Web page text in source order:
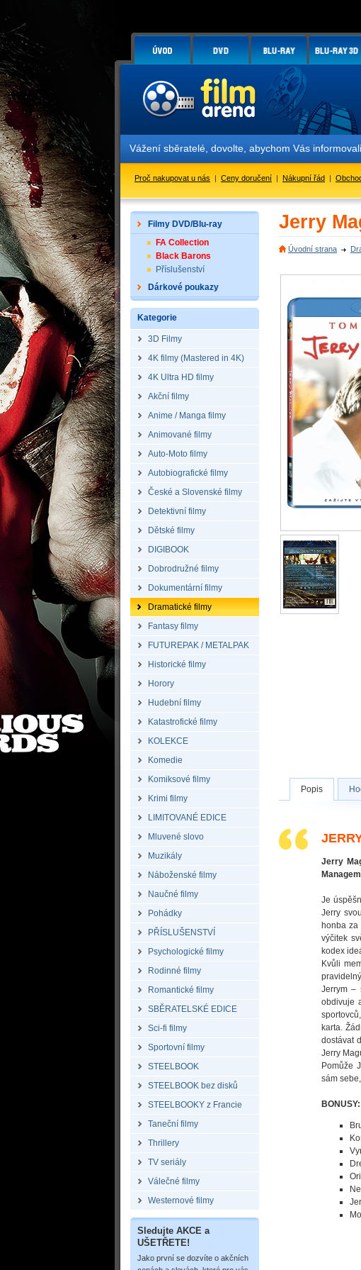
Vážení sběratelé, dovolte, abychom Vás
Proč nakupovat u nás | Ceny doručení | Nákupní řád |
Filmy DVD/Blu-ray
FA Collection
Black Barons
Příslušenství
Dárkové poukazy
Kategorie
3D Filmy
4K filmy (Mastered in 4K)
4K Ultra HD filmy
Akční filmy
Anime / Manga filmy
Animované filmy
Auto-Moto filmy
Autobiografické filmy
České a Slovenské filmy
Detektivní filmy
Dětské filmy
DIGIBOOK
Dobrodružné filmy
Dokumentární filmy
Dramatické filmy
Fantasy filmy
FUTUREPAK / METALPAK
Historické filmy
Horory
Hudební filmy
Katastrofické filmy
KOLEKCE
Komedie
Komiksové filmy
Krimi filmy
LIMITOVANÉ EDICE
Mluvené slovo
Muzikály
Náboženské filmy
Naučné filmy
Pohádky
PŘÍSLUŠENSTVÍ
Psychologické filmy
Rodinné filmy
Romantické filmy
SBĚRATELSKÉ EDICE
Sci-fi filmy
Sportovní filmy
STEELBOOK
STEELBOOK bez disků
STEELBOOKY z Francie
Taneční filmy
Thrillery
TV seriály
Válečné filmy
Westernové filmy
Sledujte AKCE a
UŠETŘETE!
Jako první se dozvíte o akčních
Jerry
Úvodní strana
Popis
Jerry
Je
Jerry
honba
výčitek
kodex
Kvůli
Jerrym –
obdivuje
karta.
dostávat
Jerry
Pomůže
sám
BONUSY: